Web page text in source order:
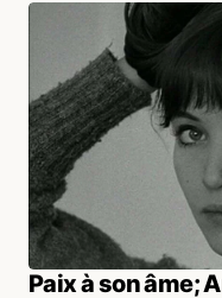
Paix à son âme;